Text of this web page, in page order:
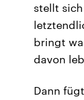
stellt
bringt
davon
Dann